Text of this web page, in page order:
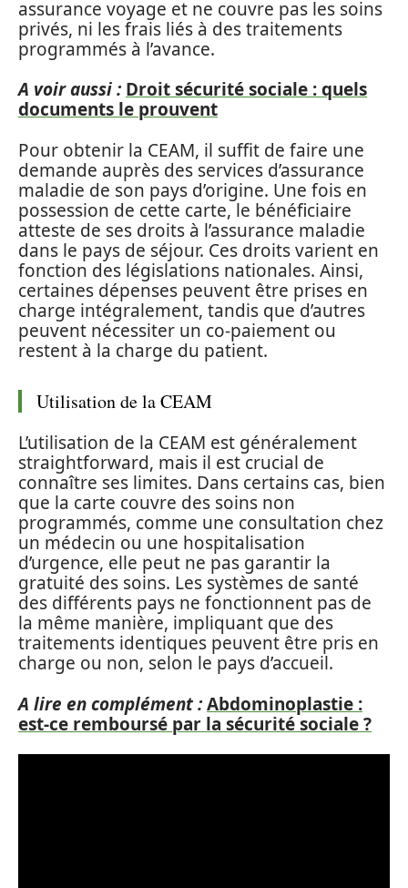
assurance voyage et ne couvre pas les soins
privés, ni les frais liés à des traitements
programmés à l’avance.
A voir aussi : Droit sécurité sociale : quels
documents le prouvent
Pour obtenir la CEAM, il suffit de faire une
demande auprès des services d’assurance
maladie de son pays d’origine. Une fois en
possession de cette carte, le bénéficiaire
atteste de ses droits à l’assurance maladie
dans le pays de séjour. Ces droits varient en
fonction des législations nationales. Ainsi,
certaines dépenses peuvent être prises en
charge intégralement, tandis que d’autres
peuvent nécessiter un co-paiement ou
restent à la charge du patient.
Utilisation de la CEAM
L’utilisation de la CEAM est généralement
straightforward, mais il est crucial de
connaître ses limites. Dans certains cas, bien
que la carte couvre des soins non
programmés, comme une consultation chez
un médecin ou une hospitalisation
d’urgence, elle peut ne pas garantir la
gratuité des soins. Les systèmes de santé
des différents pays ne fonctionnent pas de
la même manière, impliquant que des
traitements identiques peuvent être pris en
charge ou non, selon le pays d’accueil.
A lire en complément :Abdominoplastie :
est-ce remboursé par la sécurité sociale ?